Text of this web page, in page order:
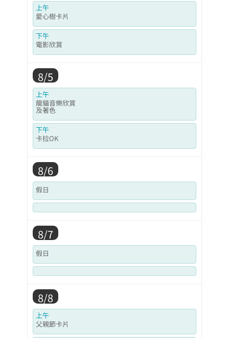
上午
愛心樹卡片
下午
電影欣賞
8/5
上午
龍貓音樂欣賞
及著色
下午
卡拉OK
8/6
假日
8/7
假日
8/8
上午
父親節卡片